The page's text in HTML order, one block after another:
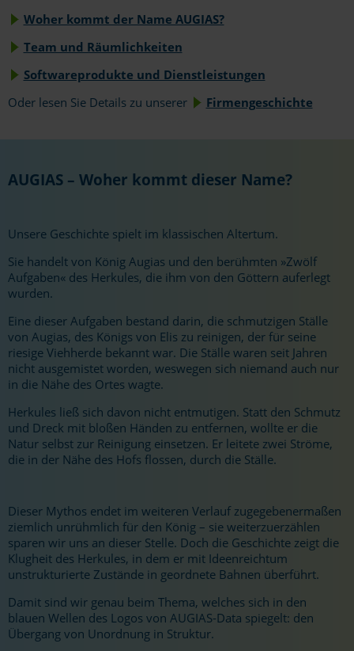
Woher kommt der Name AUGIAS?
Team und Räumlichkeiten
Softwareprodukte und Dienstleistungen
Oder lesen Sie Details zu unserer
Firmengeschichte
AUGIAS – Woher kommt dieser Name?
Unsere Geschichte spielt im klassischen Altertum.
Sie handelt von König Augias und den berühmten »Zwölf
Aufgaben« des Herkules, die ihm von den Göttern auferlegt
wurden.
Eine dieser Aufgaben bestand darin, die schmutzigen Ställe
von Augias, des Königs von Elis zu reinigen, der für seine
riesige Viehherde bekannt war. Die Ställe waren seit Jahren
nicht ausgemistet worden, weswegen sich niemand auch nur
in die Nähe des Ortes wagte.
Herkules ließ sich davon nicht entmutigen. Statt den Schmutz
und Dreck mit bloßen Händen zu entfernen, wollte er die
Natur selbst zur Reinigung einsetzen. Er leitete zwei Ströme,
die in der Nähe des Hofs flossen, durch die Ställe.
Dieser Mythos endet im weiteren Verlauf zugegebenermaßen
ziemlich unrühmlich für den König – sie weiterzuerzählen
sparen wir uns an dieser Stelle. Doch die Geschichte zeigt die
Klugheit des Herkules, in dem er mit Ideenreichtum
unstrukturierte Zustände in geordnete Bahnen überführt.
Damit sind wir genau beim Thema, welches sich in den
blauen Wellen des Logos von AUGIAS-Data spiegelt: den
Übergang von Unordnung in Struktur.